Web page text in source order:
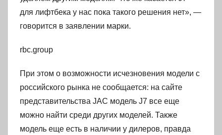
для лифтбека у нас пока такого решения нет», —
говорится в заявлении марки.
rbc.group
При этом о возможности исчезновения модели с
российского рынка не сообщается: на сайте
представительства JAC модель J7 все еще
можно найти среди других моделей. Также
модель еще есть в наличии у дилеров, правда